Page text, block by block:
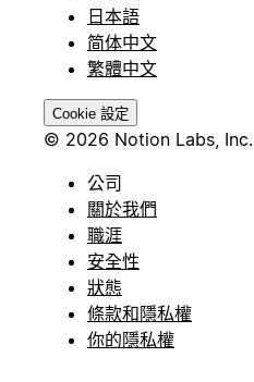
日本語
简体中文
繁體中文
Cookie 設定
© 2026 Notion Labs, Inc.
公司
關於我們
職涯
安全性
狀態
條款和隱私權
你的隱私權